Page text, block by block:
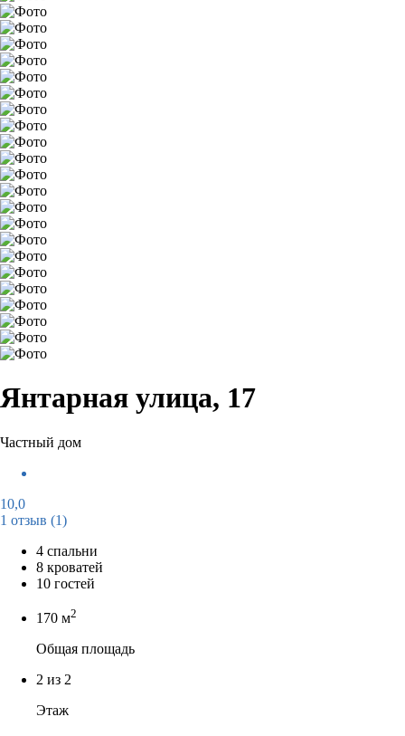
Янтарная улица, 17
Частный дом
10,0
1 отзыв (1)
4 спальни
8 кроватей
10 гостей
170 м2
Общая площадь
2 из 2
Этаж